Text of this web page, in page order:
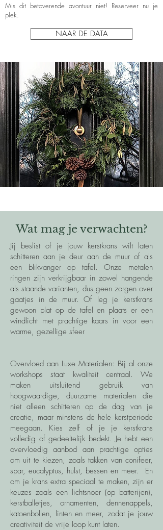
Mis dit betoverende avontuur niet! Reserveer nu je
plek.
NAAR DE DATA
Wat mag je verwachten?
Jij beslist of je jouw kerstkrans wilt laten
schitteren aan je deur aan de muur of als
een blikvanger op tafel. Onze metalen
ringen zijn verkrijgbaar in zowel hangende
als staande varianten, dus geen zorgen over
gaatjes in de muur. Of leg je kerstkrans
gewoon plat op de tafel en plaats er een
windlicht met prachtige kaars in voor een
warme, gezellige sfeer
Overvloed aan Luxe Materialen: Bij al onze
workshops staat kwaliteit centraal. We
maken uitsluitend gebruik van
hoogwaardige, duurzame materialen die
niet alleen schitteren op de dag van je
creatie, maar minstens de hele kerstperiode
meegaan. Kies zelf of je je kerstkrans
volledig of gedeeltelijk bedekt. Je hebt een
overvloedig aanbod aan prachtige opties
om uit te kiezen, zoals takken van conifeer,
spar, eucalyptus, hulst, bessen en meer. En
om je krans extra speciaal te maken, zijn er
keuzes zoals een lichtsnoer (op batterijen),
kerstballetjes, ornamenten, dennenappels,
katoenbollen, linten en meer, zodat je jouw
creativiteit de vrije loop kunt laten.